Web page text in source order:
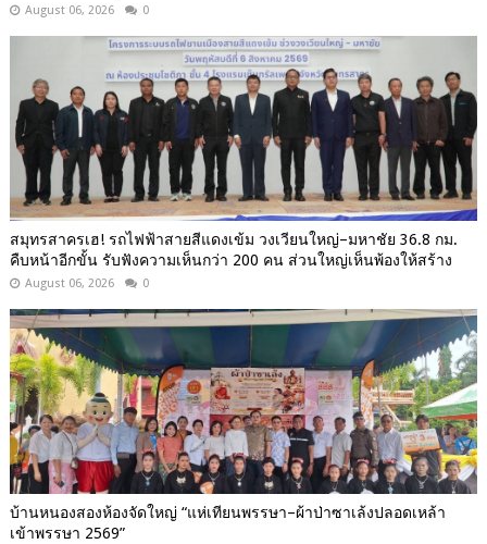
August 06, 2026 0
สมุทรสาครเฮ! รถไฟฟ้าสายสีแดงเข้ม วงเวียนใหญ่–มหาชัย 36.8 กม.
คืบหน้าอีกขั้น รับฟังความเห็นกว่า 200 คน ส่วนใหญ่เห็นพ้องให้สร้าง
August 06, 2026 0
บ้านหนองสองห้องจัดใหญ่ “แห่เทียนพรรษา–ผ้าป่าซาเล้งปลอดเหล้า
เข้าพรรษา 2569”